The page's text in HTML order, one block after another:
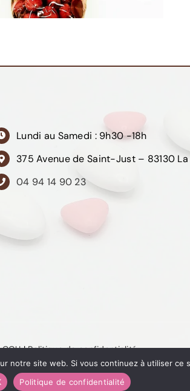
Lundi au Samedi : 9h30 -18h
375 Avenue de Saint-Just – 83130
04 94 14 90 23
CGU|Politique de confidentialité
notre site web. Si vous continuez à utiliser
Politique de confidentialité